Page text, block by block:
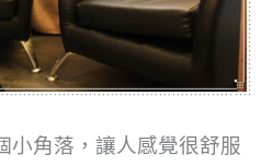
小角落，讓人感覺很舒服